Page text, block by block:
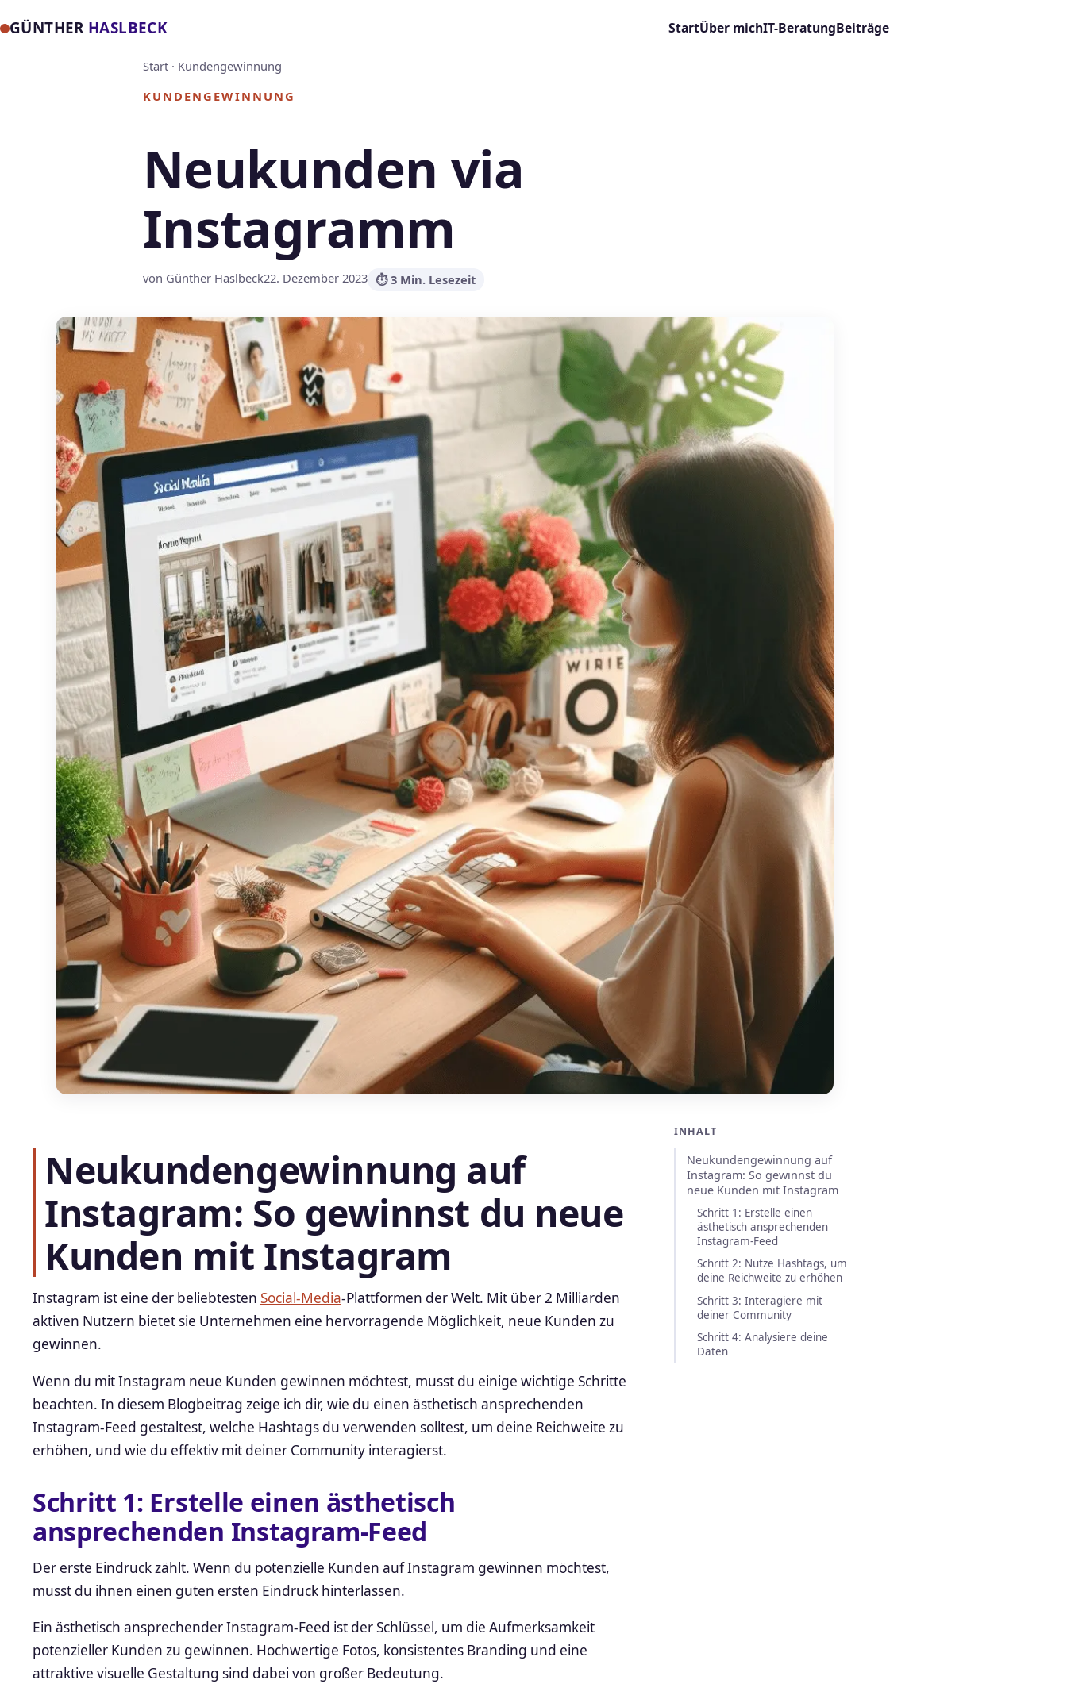
GÜNTHER HASLBECK StartÜber michIT-BeratungBeiträge
Start · Kundengewinnung
KUNDENGEWINNUNG
Neukunden via
Instagramm
von Günther Haslbeck22. Dezember 2023 ⏱ 3 Min. Lesezeit
Neukundengewinnung auf
Instagram: So gewinnst du neue
Kunden mit Instagram
Instagram ist eine der beliebtesten Social-Media-Plattformen der Welt. Mit über 2 Milliarden
aktiven Nutzern bietet sie Unternehmen eine hervorragende Möglichkeit, neue Kunden zu
gewinnen.
Wenn du mit Instagram neue Kunden gewinnen möchtest, musst du einige wichtige Schritte
beachten. In diesem Blogbeitrag zeige ich dir, wie du einen ästhetisch ansprechenden
Instagram-Feed gestaltest, welche Hashtags du verwenden solltest, um deine Reichweite zu
erhöhen, und wie du effektiv mit deiner Community interagierst.
Schritt 1: Erstelle einen ästhetisch
ansprechenden Instagram-Feed
Der erste Eindruck zählt. Wenn du potenzielle Kunden auf Instagram gewinnen möchtest,
musst du ihnen einen guten ersten Eindruck hinterlassen.
Ein ästhetisch ansprechender Instagram-Feed ist der Schlüssel, um die Aufmerksamkeit
potenzieller Kunden zu gewinnen. Hochwertige Fotos, konsistentes Branding und eine
attraktive visuelle Gestaltung sind dabei von großer Bedeutung.
INHALT
Neukundengewinnung auf
Instagram: So gewinnst du
neue Kunden mit Instagram
Schritt 1: Erstelle einen
ästhetisch ansprechenden
Instagram-Feed
Schritt 2: Nutze Hashtags, um
deine Reichweite zu erhöhen
Schritt 3: Interagiere mit
deiner Community
Schritt 4: Analysiere deine
Daten